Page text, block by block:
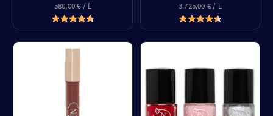
580,00 € / L 3.725,00 € / L